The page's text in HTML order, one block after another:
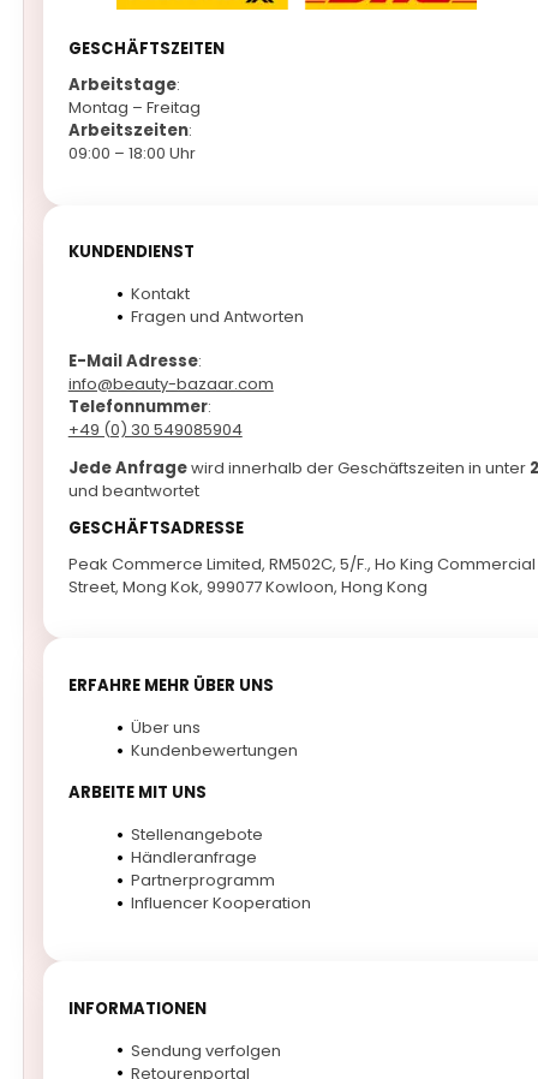
GESCHÄFTSZEITEN
Arbeitstage:
Montag – Freitag
Arbeitszeiten:
09:00 – 18:00 Uhr
KUNDENDIENST
Kontakt
Fragen und Antworten
E-Mail Adresse:
info@beauty-bazaar.com
Telefonnummer:
+49 (0) 30 549085904
Jede Anfragewird innerhalb der Geschäftszeiten in unter
und beantwortet
GESCHÄFTSADRESSE
Peak Commerce Limited, RM502C, 5/F., Ho King Commercial
Street, Mong Kok, 999077 Kowloon, Hong Kong
ERFAHRE MEHR ÜBER UNS
Über uns
Kundenbewertungen
ARBEITE MIT UNS
Stellenangebote
Händleranfrage
Partnerprogramm
Influencer Kooperation
INFORMATIONEN
Sendung verfolgen
Retourenportal